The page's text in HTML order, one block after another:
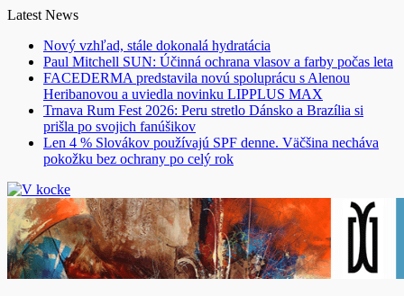
Skip
content
Latest News
Nový vzhľad, stále dokonalá hydratácia
Paul Mitchell SUN: Účinná ochrana vlasov a farby počas leta
FACEDERMA predstavila novú spoluprácu s Alenou
Heribanovou a uviedla novinku LIPPLUS MAX
Trnava Rum Fest 2026: Peru stretlo Dánsko a Brazília si
prišla po svojich fanúšikov
Len 4 % Slovákov používajú SPF denne. Väčšina necháva
pokožku bez ochrany po celý rok